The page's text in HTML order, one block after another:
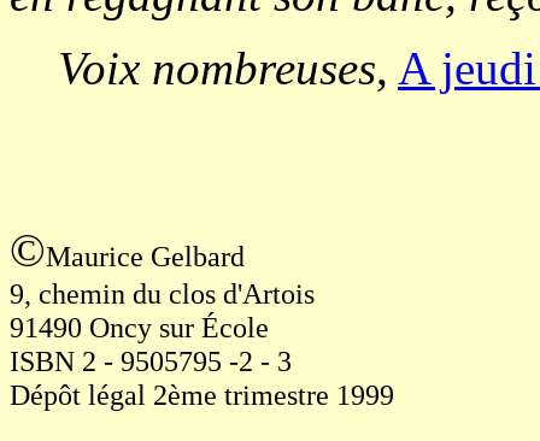
Voix nombreuses, A
©Maurice Gelbard
9, chemin du clos d'Artois
91490 Oncy sur École
ISBN 2 - 9505795 -2 - 3
Dépôt légal 2ème trimestre 1999